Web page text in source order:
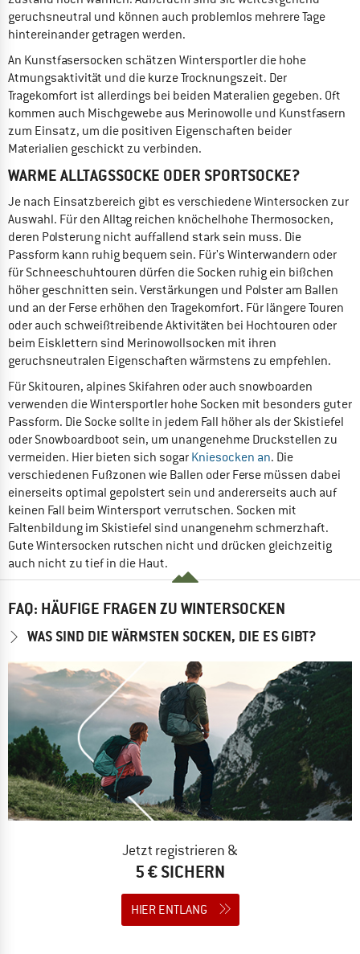
geruchsneutral und können auch problemlos mehrere Tage
hintereinander getragen werden.
An Kunstfasersocken schätzen Wintersportler die hohe
Atmungsaktivität und die kurze Trocknungszeit. Der
Tragekomfort ist allerdings bei beiden Materalien gegeben. Oft
kommen auch Mischgewebe aus Merinowolle und Kunstfasern
zum Einsatz, um die positiven Eigenschaften beider
Materialien geschickt zu verbinden.
WARME ALLTAGSSOCKE ODER SPORTSOCKE?
Je nach Einsatzbereich gibt es verschiedene Wintersocken zur
Auswahl. Für den Alltag reichen knöchelhohe Thermosocken,
deren Polsterung nicht auffallend stark sein muss. Die
Passform kann ruhig bequem sein. Für's Winterwandern oder
für Schneeschuhtouren dürfen die Socken ruhig ein bißchen
höher geschnitten sein. Verstärkungen und Polster am Ballen
und an der Ferse erhöhen den Tragekomfort. Für längere Touren
oder auch schweißtreibende Aktivitäten bei Hochtouren oder
beim Eisklettern sind Merinowollsocken mit ihren
geruchsneutralen Eigenschaften wärmstens zu empfehlen.
Für Skitouren, alpines Skifahren oder auch snowboarden
verwenden die Wintersportler hohe Socken mit besonders guter
Passform. Die Socke sollte in jedem Fall höher als der Skistiefel
oder Snowboardboot sein, um unangenehme Druckstellen zu
vermeiden. Hier bieten sich sogar Kniesocken an. Die
verschiedenen Fußzonen wie Ballen oder Ferse müssen dabei
einerseits optimal gepolstert sein und andererseits auch auf
keinen Fall beim Wintersport verrutschen. Socken mit
Faltenbildung im Skistiefel sind unangenehm schmerzhaft.
Gute Wintersocken rutschen nicht und drücken gleichzeitig
auch nicht zu tief in die Haut.
FAQ: HÄUFIGE FRAGEN ZU WINTERSOCKEN
WAS SIND DIE WÄRMSTEN SOCKEN, DIE ES GIBT?
Jetzt registrieren &
5 € SICHERN
HIER ENTLANG